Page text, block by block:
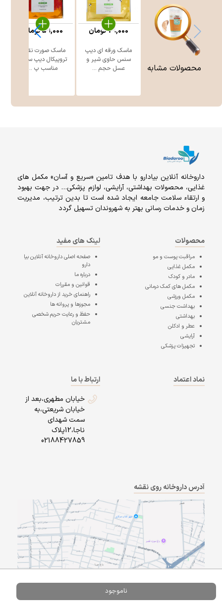
محصولات مشابه
ماسک ورقه ای دیپ
سنس حاوی شیر و
عسل حجم ...
79,000تومان
ماسک صورت نقابی
تروپیکال دیپ سنس
مناسب پ ...
59,000تومان
ناموجود
داروخانه آنلاين بيادارو با هدف تامين «سریع و آسان» مكمل هاى
غذايى، محصولات بهداشتى، آرايشى، لوازم پزشکی… در جهت بهبود
و ارتقاء سلامت جامعه ایجاد شده است تا بدین ترتیب، مدیریت
زمان و خدمات رسانی بهتر به شهروندان تسهیل گردد
محصولات
مراقبت پوست و مو
مکمل غذایی
مادر و کودک
مکمل های کمک درمانی
مکمل ورزشی
بهداشت جنسی
بهداشتی
عطر و ادکلن
آرایشی
تجهیزات پزشکی
لینک های مفید
صفحه اصلیداروخانه آنلاین بیا
دارو
درباره ما
قوانین و مقررات
راهنمای خرید از داروخانه آنلاین
مجوزها و پروانه ها
حفظ و رعایت حریم شخصی
مشتریان
نماد اعتماد
ارتباط با ما
خیابان مطهری،بعد از
خیابان شریعتی،به
سمت شهدای
ناجا،12پلاک
02188427859
آدرس داروخانه روی نقشه
A Pluss
Powered By